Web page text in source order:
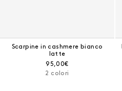
Scarpine in cashmere bianco
latte
Prezzo corrente:
95,00€
2 colori